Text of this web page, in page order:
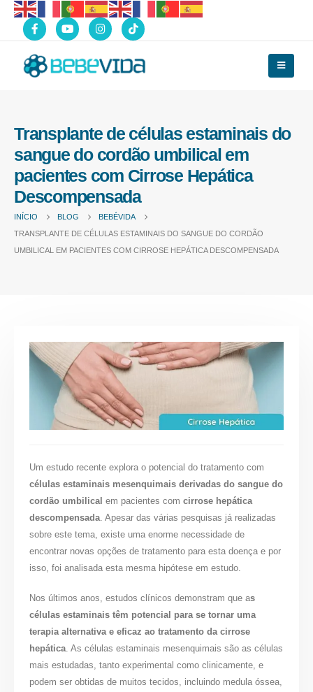
Transplante de células estaminais do
sangue do cordão umbilical em
pacientes com Cirrose Hepática
Descompensada
INÍCIO BLOG
BEBÉVIDA
TRANSPLANTE DE CÉLULAS ESTAMINAIS DO SANGUE DO CORDÃO
UMBILICAL EM PACIENTES COM CIRROSE HEPÁTICA DESCOMPENSADA
Um estudo recente explora o potencial do tratamento com
células estaminais mesenquimais derivadas do sangue do
cordão umbilical em pacientes comcirrose hepática
descompensada. Apesar das várias pesquisas já realizadas
sobre este tema, existe uma enorme necessidade de
encontrar novas opções de tratamento para esta doença e por
isso, foi analisada esta mesma hipótese em estudo.
Nos últimos anos, estudos clínicos demonstram que as
células estaminais têm potencial para se tornar uma
terapia alternativa e eficaz ao tratamento da cirrose
hepática . As células estaminais mesenquimais são as células
mais estudadas, tanto experimental como clinicamente, e
podem ser obtidas de muitos tecidos, incluindo medula óssea,